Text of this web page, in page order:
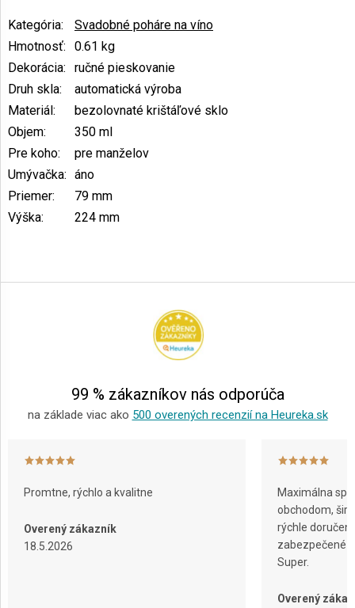
Kategória:
Svadobné poháre na víno
Hmotnosť:
0.61 kg
Dekorácia:
ručné pieskovanie
Druh skla:
automatická výroba
Materiál:
bezolovnaté krištáľové sklo
Objem:
350 ml
Pre koho:
pre manželov
Umývačka: áno
Priemer:
79 mm
Výška: 224 mm
á
99 % zákazníkov nás odporúča
na základe viac ako 500 overených recenzií na Heureka.sk
Promtne, rýchlo a kvalitne
Overený zákazník
18.5.2026
Maximálna
obchodom,
rýchle
zabezpečené
Super.
Overený